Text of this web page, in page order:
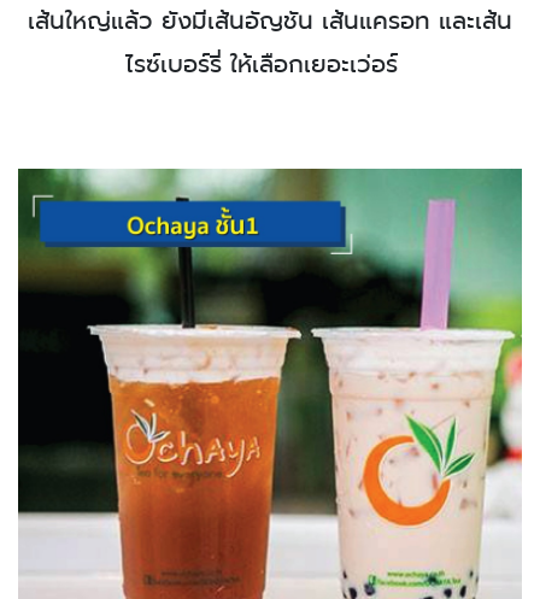
เส้นใหญ่แล้ว ยังมีเส้นอัญชัน เส้นแครอท และเส้น
ไรซ์เบอร์รี่ ให้เลือกเยอะเว่อร์